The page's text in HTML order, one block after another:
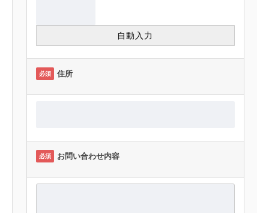
必須 住所
必須 お問い合わせ内容